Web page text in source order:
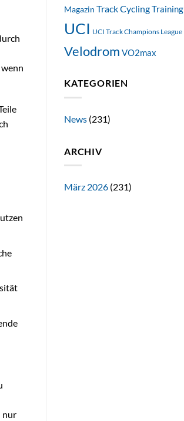
nur
Magazin Track CyclingTraining
UCI UCI Track Champions League
Velodrom VO2max
KATEGORIEN
News (231)
ARCHIV
März 2026 (231)